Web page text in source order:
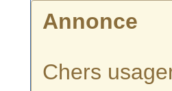
Annonce
Chers